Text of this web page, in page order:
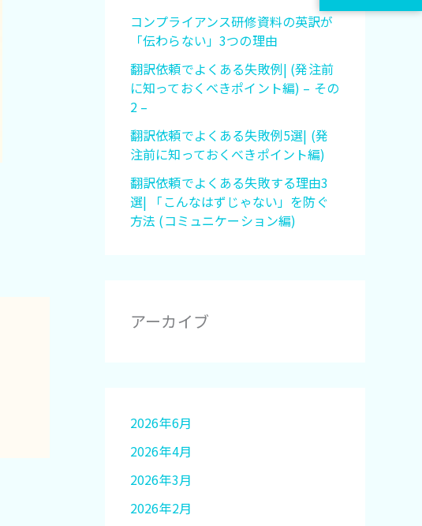
コンプライアンス研修資料の英訳が
「伝わらない」3つの理由
翻訳依頼でよくある失敗例| (発注前
に知っておくべきポイント編) – その
2 –
翻訳依頼でよくある失敗例5選| (発
注前に知っておくべきポイント編)
翻訳依頼でよくある失敗する理由3
選| 「こんなはずじゃない」を防ぐ
方法 (コミュニケーション編)
アーカイブ
2026年6月
2026年4月
2026年3月
2026年2月